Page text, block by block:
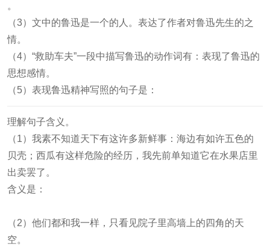
。
（3）文中的鲁迅是一个的人。表达了作者对鲁迅先生的之
情。
（4）“救助车夫”一段中描写鲁迅的动作词有： 表现了鲁迅的
思想感情。
（5）表现鲁迅精神写照的句子是：
理解句子含义。
（1）我素不知道天下有这许多新鲜事：海边有如许五色的
贝壳；西瓜有这样危险的经历，我先前单知道它在水果店里
出卖罢了。
含义是：
（2）他们都和我一样，只看见院子里高墙上的四角的天
空。